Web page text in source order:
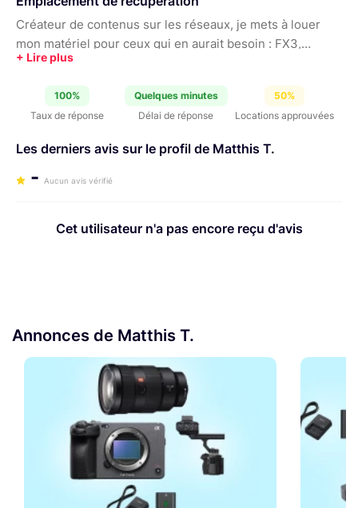
Créateur de contenus sur les réseaux, je mets à louer
mon matériel pour ceux qui en aurait besoin : FX3,
Objectif Sony 24-70mm G Master II, DJI Mic 2....Vous
100%
Taux de réponse
Quelques minutes
Délai de réponse
50%
Locations approuvées
Les derniers avis sur le profil de Matthis T.
- Aucun avis vérifié
Cet utilisateur n'a pas encore reçu d'avis
Annonces de Matthis T.